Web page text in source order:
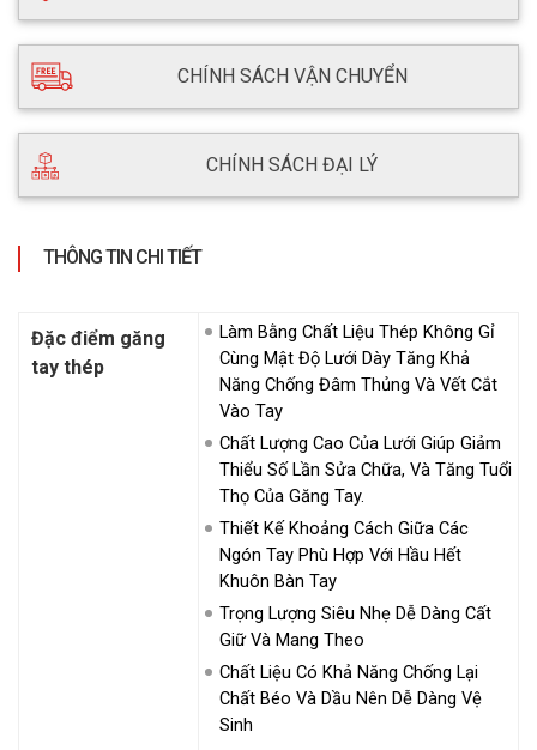
CHÍNH SÁCH VẬN CHUYỂN
CHÍNH SÁCH ĐẠI LÝ
THÔNG TIN CHI TIẾT
Đặc điểm găng
tay thép
Làm Bằng Chất Liệu Thép Không Gỉ
Cùng Mật Độ Lưới Dày Tăng Khả
Năng Chống Đâm Thủng Và Vết Cắt
Vào Tay
Chất Lượng Cao Của Lưới Giúp Giảm
Thiểu Số Lần Sửa Chữa, Và Tăng Tuổi
Thọ Của Găng Tay.
Thiết Kế Khoảng Cách Giữa Các
Ngón Tay Phù Hợp Với Hầu Hết
Khuôn Bàn Tay
Trọng Lượng Siêu Nhẹ Dễ Dàng Cất
Giữ Và Mang Theo
Chất Liệu Có Khả Năng Chống Lại
Chất Béo Và Dầu Nên Dễ Dàng Vệ
Sinh